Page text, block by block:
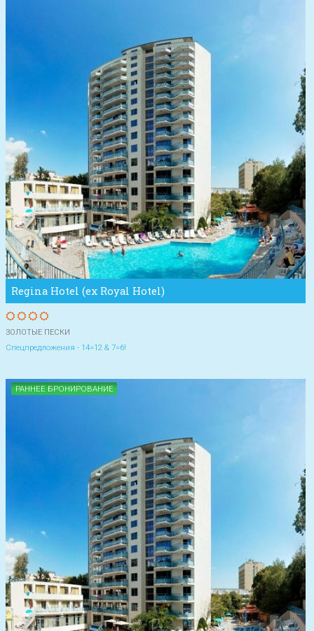
Regina Hotel (ex Royal Hotel)
ЗОЛОТЫЕ ПЕСКИ
Спецпредложения - 14=12 & 7=6!
РАННЕЕ БРОНИРОВАНИЕ